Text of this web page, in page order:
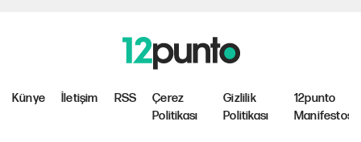
Künye İletişim RSS
Çerez
Politikası
Gizlilik
Politikası
12punto
Manifestosu